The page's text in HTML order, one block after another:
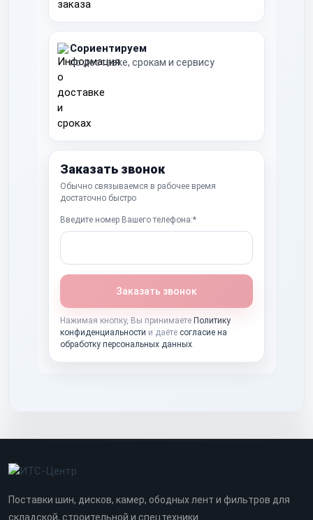
Сориентируем
по доставке, срокам и сервису
Заказать звонок
Обычно связываемся в рабочее время
достаточно быстро
Введите номер Вашего телефона:*
Заказать звонок
Нажимая кнопку, Вы принимаете Политику
конфиденциальности и даёте согласие на
обработку персональных данных.
Поставки шин, дисков, камер, ободных лент и фильтров для
складской, строительной и спецтехники.